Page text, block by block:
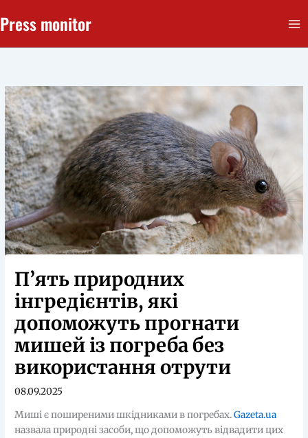
до
Press monitor
П’ять природних
інгредієнтів, які
допоможуть прогнати
мишей із погреба без
використання отрути
08.09.2025
Миші є поширеними шкідниками в погребах.Gazeta.ua
назвала природні засоби, що допоможуть відвадити цих